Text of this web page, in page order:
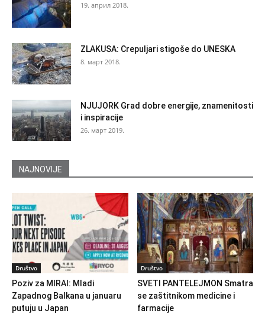
19. април 2018.
ZLAKUSA: Crepuljari stigoše do UNESKA
8. март 2018.
NJUJORK Grad dobre energije, znamenitosti
i inspiracije
26. март 2019.
NAJNOVIJE
Društvo
Poziv za MIRAI: Mladi
Zapadnog Balkana u januaru
putuju u Japan
Društvo
SVETI PANTELEJMON Smatra
se zaštitnikom medicine i
farmacije